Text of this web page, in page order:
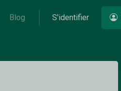
Blog S'identifier